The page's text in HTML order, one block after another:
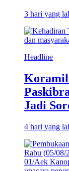
3 hari yang
Headline
Jadi
4 hari yang